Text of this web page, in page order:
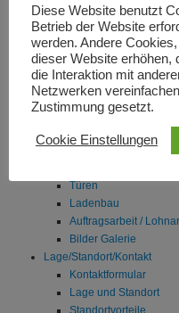
UV-Lackstrasse/
Erweiterung
Referenzen
Kompetenzfelder/Portfolio
Messe- und
Möbel- und
Raumlösungen
Badezimmerausbau
Individueller
Türen
Ladenbau
Auftragsarbeit /
Bilder Galerie
Lage/Standort/Kontakt
Kontaktformular
Lage und Standort
Diese Website benutzt
Betrieb der Website
werden. Andere
dieser Website erhöhen,
die Interaktion mit
Netzwerken
Zustimmung gesetzt.
Cookie Einstellungen